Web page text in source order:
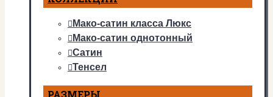
Мако-сатин класса Люкс
Мако-сатин однотонный
Сатин
Тенсел
РАЗМЕРЫ